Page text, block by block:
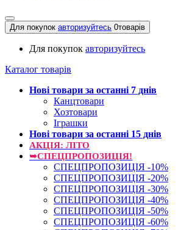
Для покупок авторизуйтесь 0товарів
Для покупок авторизуйтесь
Каталог товарів
Нові товари за останнi 7 днiв
Канцтовари
Хозтовари
Іграшки
Нові товари за останнi 15 днiв
АКЦІЯ: ЛІТО
➥СПЕЦПРОПОЗИЦІЯ!
СПЕЦПРОПОЗИЦІЯ -10%
СПЕЦПРОПОЗИЦІЯ -20%
СПЕЦПРОПОЗИЦІЯ -30%
СПЕЦПРОПОЗИЦІЯ -40%
СПЕЦПРОПОЗИЦІЯ -50%
СПЕЦПРОПОЗИЦІЯ -60%